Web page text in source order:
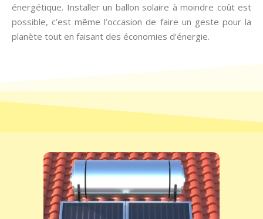
énergétique. Installer un ballon solaire à moindre coût est
possible, c’est même l’occasion de faire un geste pour la
planète tout en faisant des économies d’énergie.